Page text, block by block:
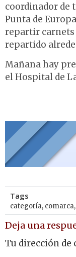
coordinador de
Punta de
repartir carnets
repartido
Mañana hay
el Hospital de
Tags
categoría, comarca,
Deja una
Tu dirección de